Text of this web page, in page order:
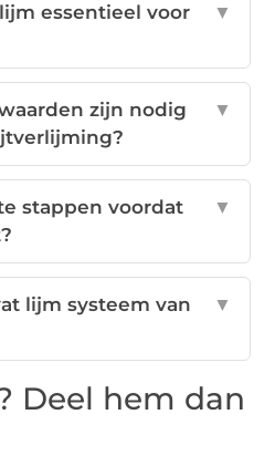
essentieel voor
▼
zijn nodig
▼
stappen voordat
▼
lijm systeem van
▼
Deel hem dan